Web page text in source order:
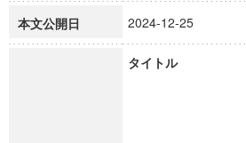
本文公開日 2024-12-25
タイトル